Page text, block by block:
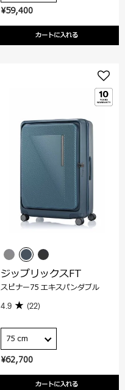
¥59,400
カートに入れる
¥62,700
カートに入れる
ジップリックスFT
スピナー75 エキスパンダブル
4.9 (22)
75 cm